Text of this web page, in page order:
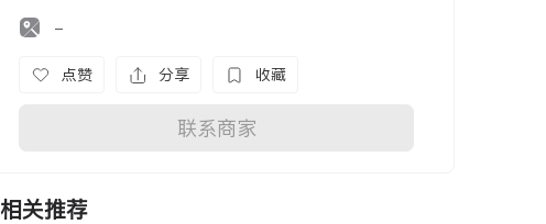
-
点赞 分享 收藏
联系商家
相关推荐